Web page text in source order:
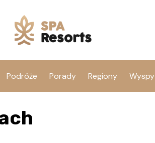
Podróże Porady Regiony Wyspy